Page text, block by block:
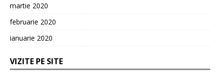
martie 2020
februarie 2020
ianuarie 2020
VIZITE PE SITE